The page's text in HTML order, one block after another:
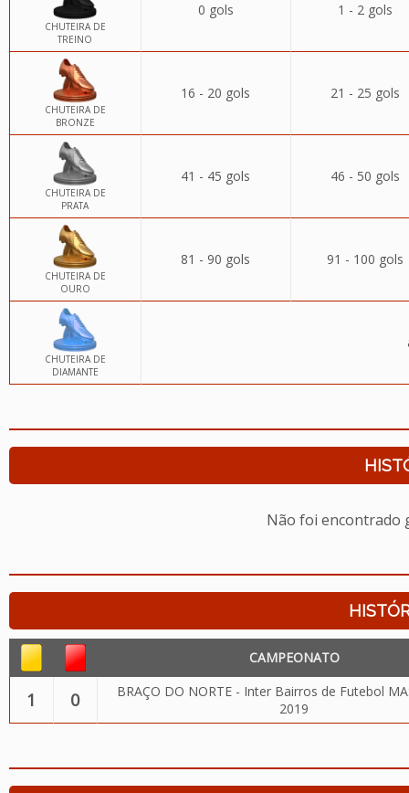
CHUTEIRA DE
TREINO
0 gols 1 - 2 gols
CHUTEIRA DE
BRONZE
16 - 20 gols 21 - 25 gols
CHUTEIRA DE
PRATA
41 - 45 gols 46 - 50 gols
CHUTEIRA DE
OURO
81 - 90 gols 91 - 100 gols
CHUTEIRA DE
DIAMANTE
Não foi encontrado
CAMPEONATO
1 0
BRAÇO DO NORTE - Inter Bairros de Futebol
2019